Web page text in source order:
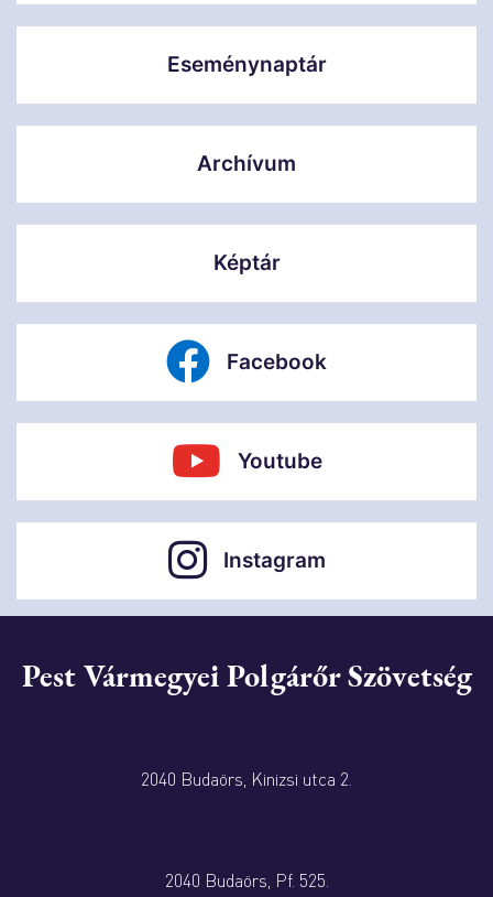
Eseménynaptár
Archívum
Képtár
Facebook
Youtube
Instagram
Pest Vármegyei Polgárőr Szövetség
2040 Budaörs, Kinizsi utca 2.
2040 Budaörs, Pf. 525.